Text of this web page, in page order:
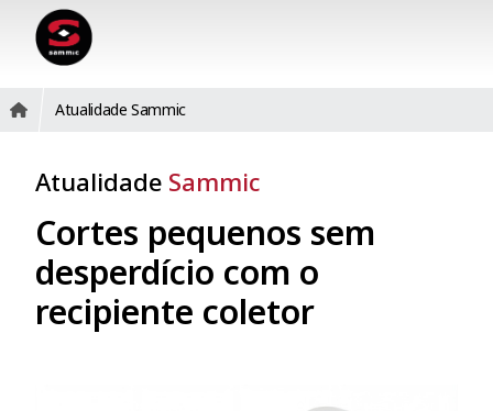
Atualidade Sammic
Atualidade Sammic
Cortes pequenos sem
desperdício com o
recipiente coletor